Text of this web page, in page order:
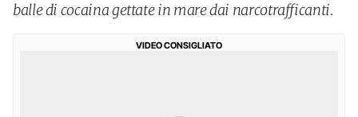
balle di cocaina gettate in mare dai narcotrafficanti.
VIDEO CONSIGLIATO